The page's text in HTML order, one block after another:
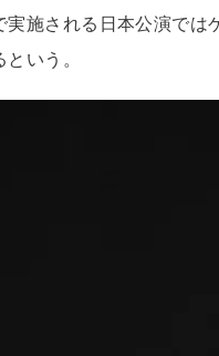
施される日本公演では
いう。